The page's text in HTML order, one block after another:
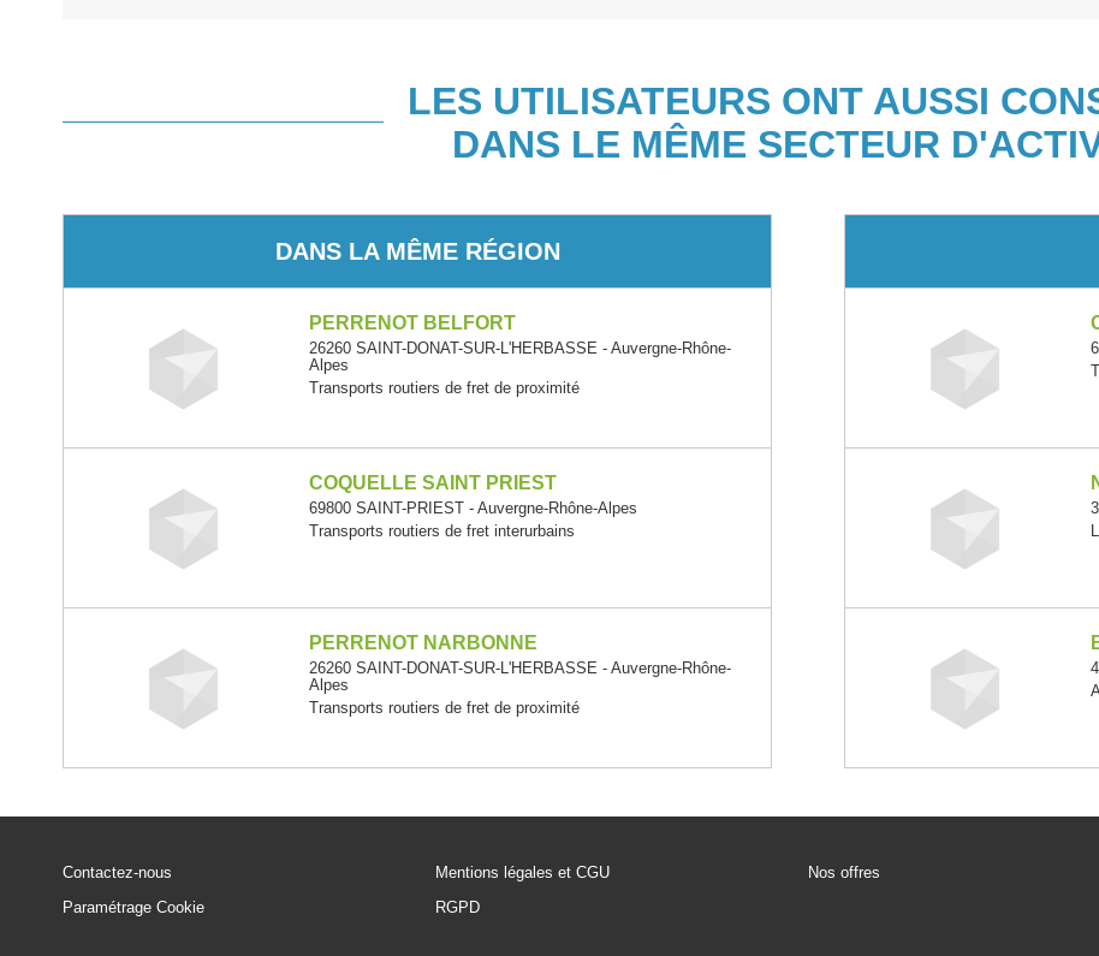
LES UTILISATEURS ONT AUSSI
DANS LE MÊME SECTEUR
DANS LA MÊME RÉGION
PERRENOT BELFORT
26260 SAINT-DONAT-SUR-L'HERBASSE - Auvergne-Rhône-
Alpes
Transports routiers de fret de proximité
COQUELLE SAINT PRIEST
69800 SAINT-PRIEST - Auvergne-Rhône-Alpes
Transports routiers de fret interurbains
PERRENOT NARBONNE
26260 SAINT-DONAT-SUR-L'HERBASSE - Auvergne-Rhône-
Alpes
Transports routiers de fret de proximité
Contactez-nous
Paramétrage Cookie
Mentions légales et CGU
RGPD
Nos offres